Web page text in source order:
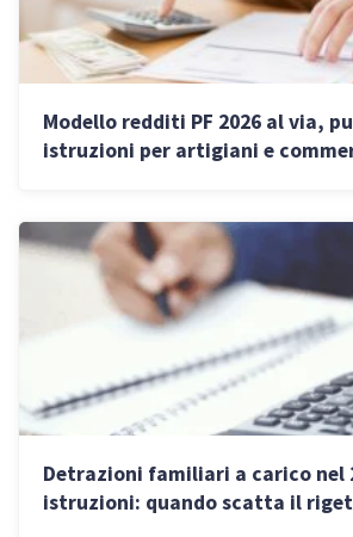
Modello redditi PF 2026 al via,
istruzioni per artigiani e
Detrazioni familiari a carico nel
istruzioni: quando scatta il